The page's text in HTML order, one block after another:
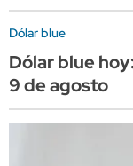
Dólar blue
Dólar blue
9 de agosto